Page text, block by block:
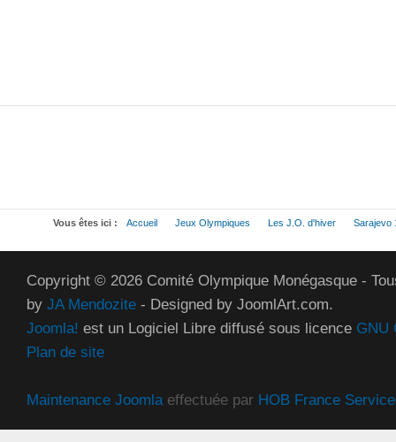
Vous êtes ici : Accueil Jeux Olympiques Les J.O. d'hiver Sarajevo
Copyright © 2026 Comité Olympique Monégasque -
by JA Mendozite - Designed by JoomlArt.com.
Joomla! est un Logiciel Libre diffusé sous licence GNU
Plan de site
Maintenance Joomla effectuée par HOB France